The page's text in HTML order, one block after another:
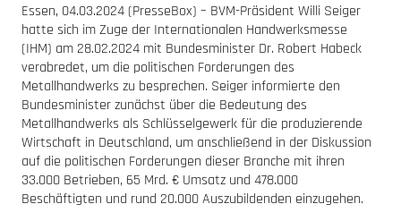
Essen, 04.03.2024 (PresseBox) – BVM-Präsident Willi Seiger
hatte sich im Zuge der Internationalen Handwerksmesse
(IHM) am 28.02.2024 mit Bundesminister Dr. Robert Habeck
verabredet, um die politischen Forderungen des
Metallhandwerks zu besprechen. Seiger informierte den
Bundesminister zunächst über die Bedeutung des
Metallhandwerks als Schlüsselgewerk für die produzierende
Wirtschaft in Deutschland, um anschließend in der Diskussion
auf die politischen Forderungen dieser Branche mit ihren
33.000 Betrieben, 65 Mrd. € Umsatz und 478.000
Beschäftigten und rund 20.000 Auszubildenden einzugehen.